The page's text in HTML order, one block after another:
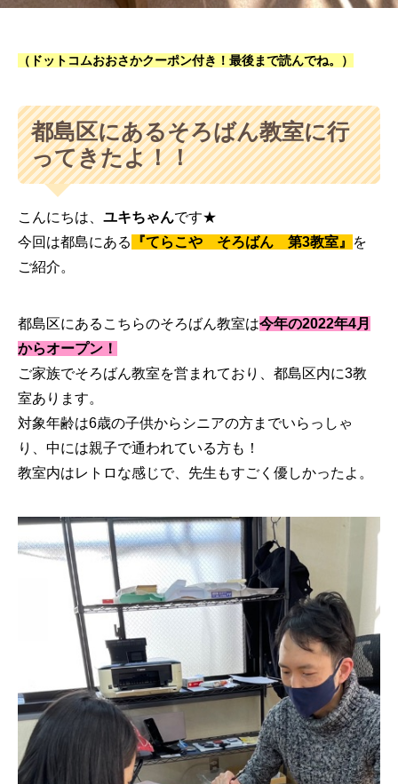
（ドットコムおおさかクーポン付き！最後まで読んでね。）
都島区にあるそろばん教室に行
ってきたよ！！
こんにちは、 ユキちゃんです★
今回は都島にある
『てらこや そろばん 第3教室』
を
ご紹介。
都島区にあるこちらのそろばん教室は今年の2022年4月
からオープン！
ご家族でそろばん教室を営まれており、都島区内に3教
室あります。
対象年齢は6歳の子供からシニアの方までいらっしゃ
り、中には親子で通われている方も！
教室内はレトロな感じで、先生もすごく優しかったよ。